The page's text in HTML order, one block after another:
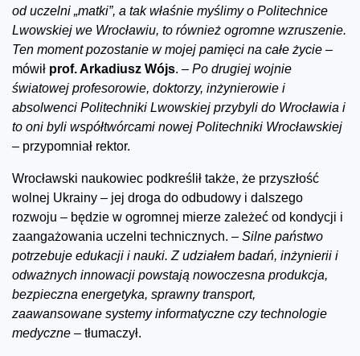
od uczelni „matki”, a tak właśnie myślimy o Politechnice
Lwowskiej we Wrocławiu, to również ogromne wzruszenie.
Ten moment pozostanie w mojej pamięci na całe życie –
mówił prof. Arkadiusz Wójs. – Po drugiej wojnie
światowej profesorowie, doktorzy, inżynierowie i
absolwenci Politechniki Lwowskiej przybyli do Wrocławia i
to oni byli współtwórcami nowej Politechniki Wrocławskiej
– przypomniał rektor.
Wrocławski naukowiec podkreślił także, że przyszłość
wolnej Ukrainy – jej droga do odbudowy i dalszego
rozwoju – będzie w ogromnej mierze zależeć od kondycji i
zaangażowania uczelni technicznych. – Silne państwo
potrzebuje edukacji i nauki. Z udziałem badań, inżynierii i
odważnych innowacji powstają nowoczesna produkcja,
bezpieczna energetyka, sprawny transport,
zaawansowane systemy informatyczne czy technologie
medyczne – tłumaczył.